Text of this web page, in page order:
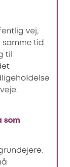
vej,
samme tid
til
som